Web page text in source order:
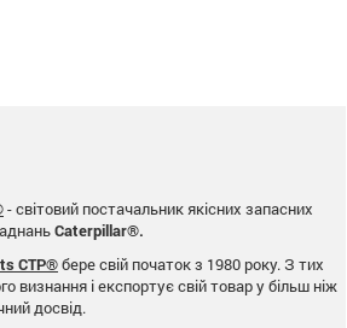
- світовий постачальник якісних запасних
Caterpillar®.
CTP®бере свій початок з 1980 року. З тих
визнання і експортує свій товар у більш ніж
досвід.